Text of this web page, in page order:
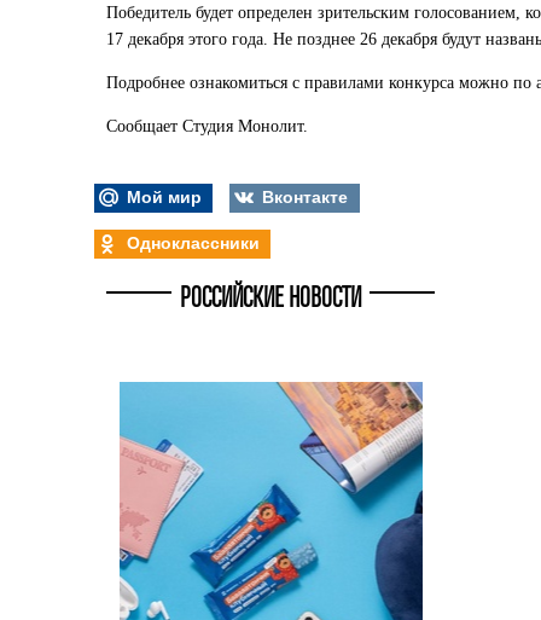
Победитель будет определен зрительским голосованием,
17 декабря этого года. Не позднее 26 декабря будут
Подробнее ознакомиться с правилами конкурса можно по
Сообщает Студия Монолит.
Мой мир
Вконтакте
Одноклассники
РОССИЙСКИЕ НОВОСТИ